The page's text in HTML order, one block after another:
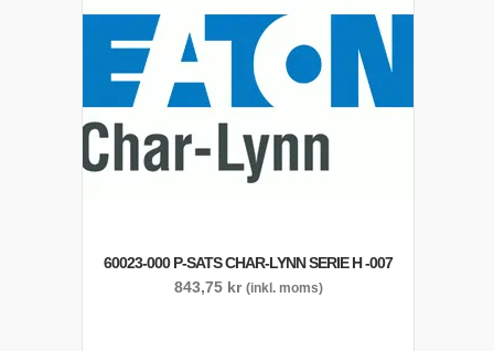
60023-000 P-SATS CHAR-LYNN SERIE H -007
843,75 kr (inkl. moms)